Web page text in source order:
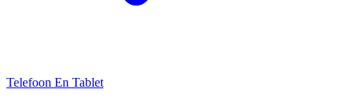
Telefoon En Tablet